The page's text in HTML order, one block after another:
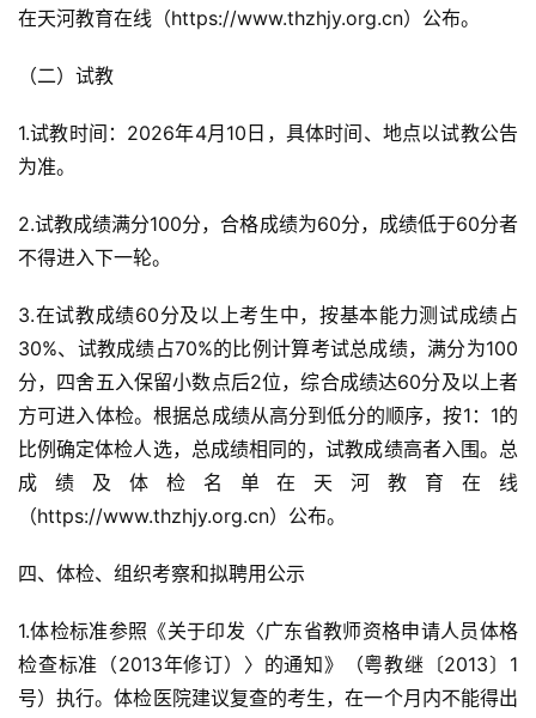
在天河教育在线（https://www.thzhjy.org.cn）公布。
（二）试教
1.试教时间：2026年4月10日，具体时间、地点以试教公告
为准。
2.试教成绩满分100分，合格成绩为60分，成绩低于60分者
不得进入下一轮。
3.在试教成绩60分及以上考生中，按基本能力测试成绩占
30%、试教成绩占70%的比例计算考试总成绩，满分为100
分，四舍五入保留小数点后2位，综合成绩达60分及以上者
方可进入体检。根据总成绩从高分到低分的顺序，按1：1的
比例确定体检人选，总成绩相同的，试教成绩高者入围。总
成绩及体检名单在天河教育在线
（https://www.thzhjy.org.cn）公布。
四、体检、组织考察和拟聘用公示
1.体检标准参照《关于印发〈广东省教师资格申请人员体格
检查标准（2013年修订）〉的通知》（粤教继〔2013〕1
号）执行。体检医院建议复查的考生，在一个月内不能得出